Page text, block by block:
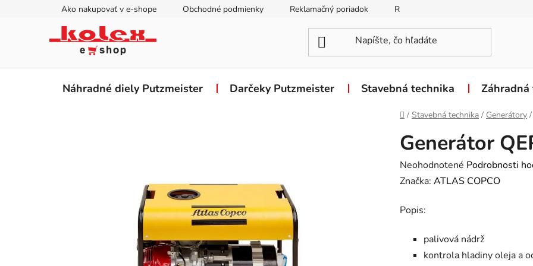
Ako nakupovať v e-shope Obchodné podmienky Reklamačný poriadok Reklamačný formulár
Náhradné diely Putzmeister Darčeky Putzmeister Stavebná technika
Domov
/ Stavebná technika / Generátory /
Generátor
Priemerné
hodnotenie
je
Neohodnotené Podrobnosti
Značka: ATLAS COPCO
Popis:
palivová nádrž
kontrola hladiny oleja a